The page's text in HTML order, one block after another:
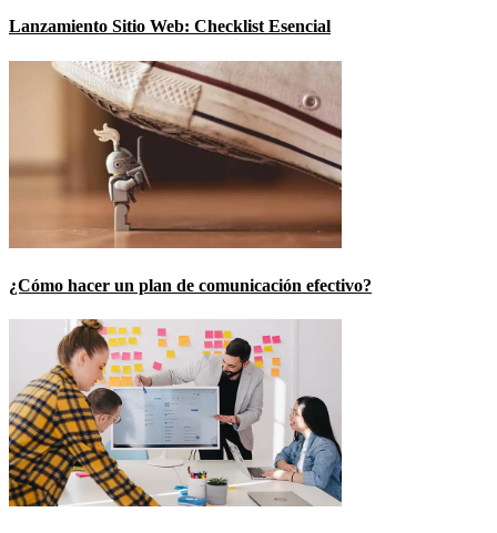
Lanzamiento Sitio Web: Checklist Esencial
¿Cómo hacer un plan de comunicación efectivo?